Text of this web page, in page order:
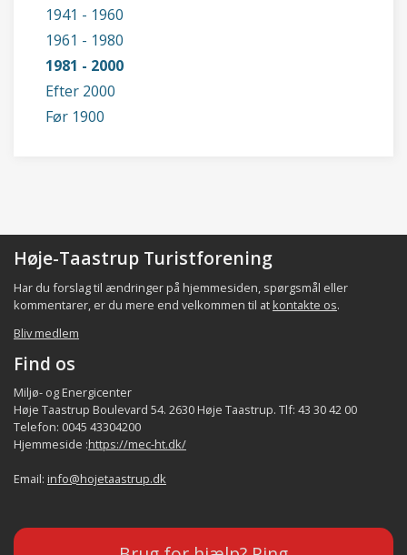
1941 - 1960
1961 - 1980
1981 - 2000
Efter 2000
Før 1900
Høje-Taastrup Turistforening
Har du forslag til ændringer på hjemmesiden, spørgsmål eller
kommentarer, er du mere end velkommen til at kontakte os.
Bliv medlem
Find os
Miljø- og Energicenter
Høje Taastrup Boulevard 54. 2630 Høje Taastrup. Tlf: 43 30 42 00
Telefon: 0045 43304200
Hjemmeside :https://mec-ht.dk/
Email: info@hojetaastrup.dk